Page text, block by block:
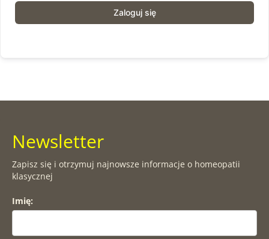
Zaloguj się
Newsletter
Zapisz się i otrzymuj najnowsze informacje o homeopatii
klasycznej
Imię: